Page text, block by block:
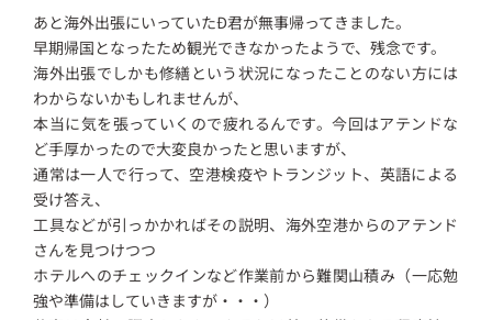
あと海外出張にいっていたÐ君が無事帰ってきました。
早期帰国となったため観光できなかったようで、残念です。
海外出張でしかも修繕という状況になったことのない方には
わからないかもしれませんが、
本当に気を張っていくので疲れるんです。今回はアテンドな
ど手厚かったので大変良かったと思いますが、
通常は一人で行って、空港検疫やトランジット、英語による
受け答え、
工具などが引っかかればその説明、海外空港からのアテンド
さんを見つけつつ
ホテルへのチェックインなど作業前から難関山積み（一応勉
強や準備はしていきますが・・・）